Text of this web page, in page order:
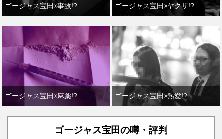
ゴージャス宝田×事故!? ゴージャス宝田×ヤクザ!?
ゴージャス宝田×麻薬!? ゴージャス宝田×熱愛!?
ゴージャス宝田の噂・評判